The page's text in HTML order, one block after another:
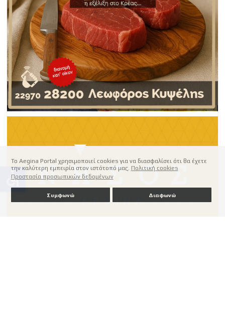
Το Aegina Portal χρησιμοποιεί cookies για να διασφαλίσει ότι θα έχετε
την καλύτερη εμπειρία στον ιστότοπό μας. Πολιτική cookies
Προστασία προσωπικών δεδομένων
Συμφωνώ Διαφωνώ
accessible